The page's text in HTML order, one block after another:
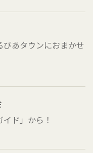
あタウンにおまかせ
ド」から！